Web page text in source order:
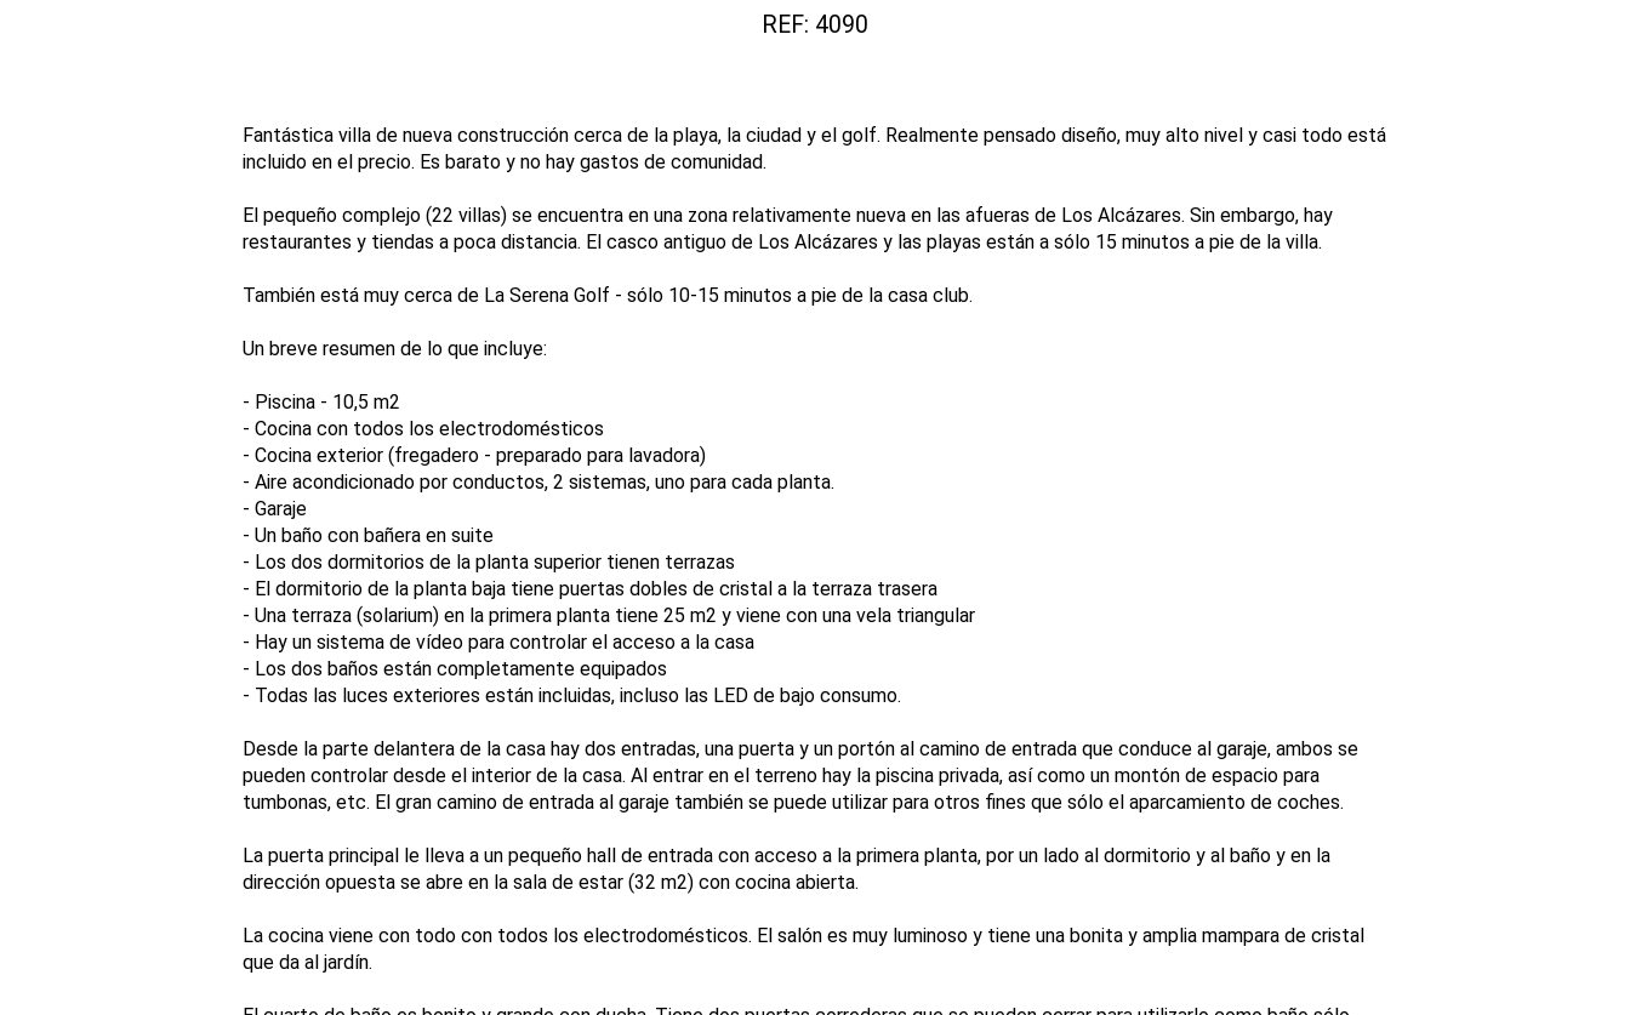
REF: 4090
Fantástica villa de nueva construcción cerca de la playa, la ciudad y el golf. Realmente pensado diseño, muy alto nivel y casi todo está
incluido en el precio. Es barato y no hay gastos de comunidad.
El pequeño complejo (22 villas) se encuentra en una zona relativamente nueva en las afueras de Los Alcázares. Sin embargo, hay
restaurantes y tiendas a poca distancia. El casco antiguo de Los Alcázares y las playas están a sólo 15 minutos a pie de la villa.
También está muy cerca de La Serena Golf - sólo 10-15 minutos a pie de la casa club.
Un breve resumen de lo que incluye:
- Piscina - 10,5 m2
- Cocina con todos los electrodomésticos
- Cocina exterior (fregadero - preparado para lavadora)
- Aire acondicionado por conductos, 2 sistemas, uno para cada planta.
- Garaje
- Un baño con bañera en suite
- Los dos dormitorios de la planta superior tienen terrazas
- El dormitorio de la planta baja tiene puertas dobles de cristal a la terraza trasera
- Una terraza (solarium) en la primera planta tiene 25 m2 y viene con una vela triangular
- Hay un sistema de vídeo para controlar el acceso a la casa
- Los dos baños están completamente equipados
- Todas las luces exteriores están incluidas, incluso las LED de bajo consumo.
Desde la parte delantera de la casa hay dos entradas, una puerta y un portón al camino de entrada que conduce al garaje, ambos se
pueden controlar desde el interior de la casa. Al entrar en el terreno hay la piscina privada, así como un montón de espacio para
tumbonas, etc. El gran camino de entrada al garaje también se puede utilizar para otros fines que sólo el aparcamiento de coches.
La puerta principal le lleva a un pequeño hall de entrada con acceso a la primera planta, por un lado al dormitorio y al baño y en la
dirección opuesta se abre en la sala de estar (32 m2) con cocina abierta.
La cocina viene con todo con todos los electrodomésticos. El salón es muy luminoso y tiene una bonita y amplia mampara de cristal
que da al jardín.